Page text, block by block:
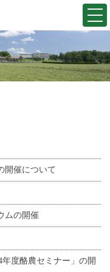
開催について
ムの開催
度酪農セミナー」の開